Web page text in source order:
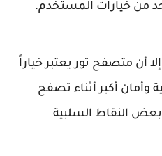
من خيارات المستخدم.
أن متصفح تور يعتبر خياراً
أكبر أثناء تصفح
بعض النقاط السلبية